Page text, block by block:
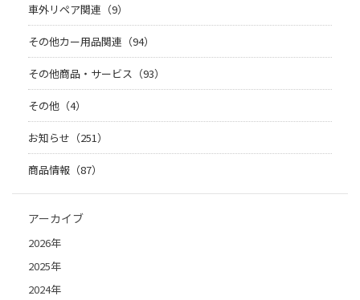
車外リペア関連（9）
その他カー用品関連（94）
その他商品・サービス（93）
その他（4）
お知らせ（251）
商品情報（87）
アーカイブ
2026年
2025年
2024年